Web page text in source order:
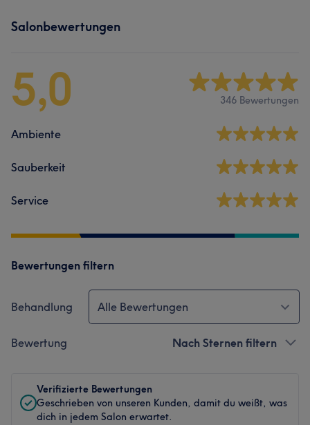
Salonbewertungen
5,0 346 Bewertungen
Ambiente
Sauberkeit
Service
Bewertungen filtern
Behandlung Alle Bewertungen
Bewertung Nach Sternen filtern
Verifizierte Bewertungen
Geschrieben von unseren Kunden, damit du weißt, was
dich in jedem Salon erwartet.